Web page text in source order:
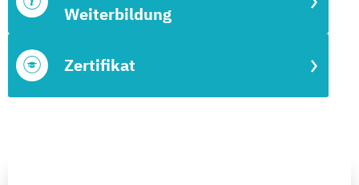
Zertifikat
Weiterbildung